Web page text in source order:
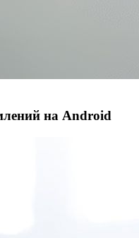
на Android